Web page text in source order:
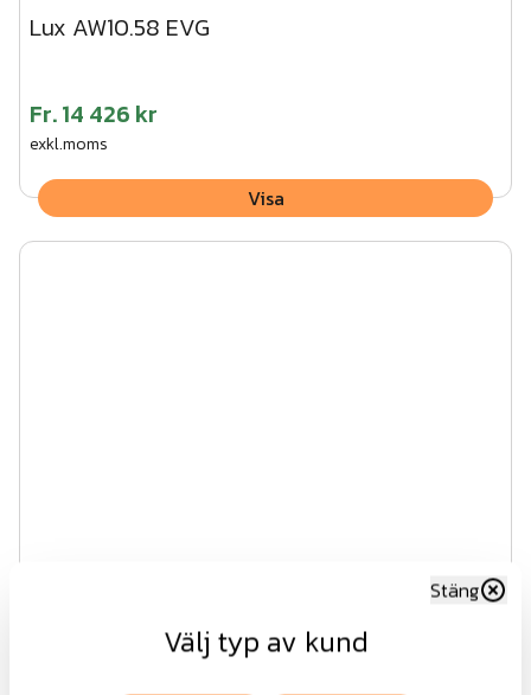
Lux AW10.58 EVG
Fr.14 426 kr
exkl.moms
Visa
14 218 kr
Välj typ av kund
Stäng